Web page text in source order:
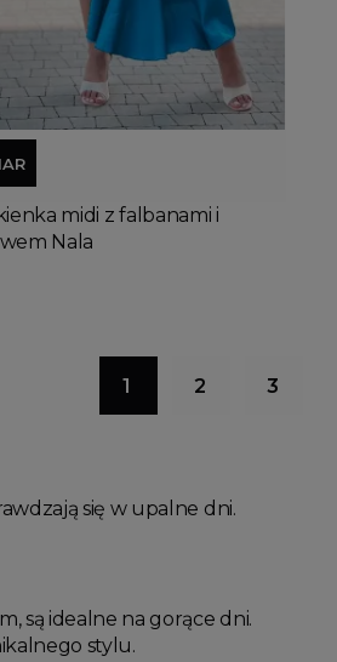
do koszyka
midi z falbanami i
Nala
1 2 3
się w upalne dni.
są idealne na gorące dni.
stylu.